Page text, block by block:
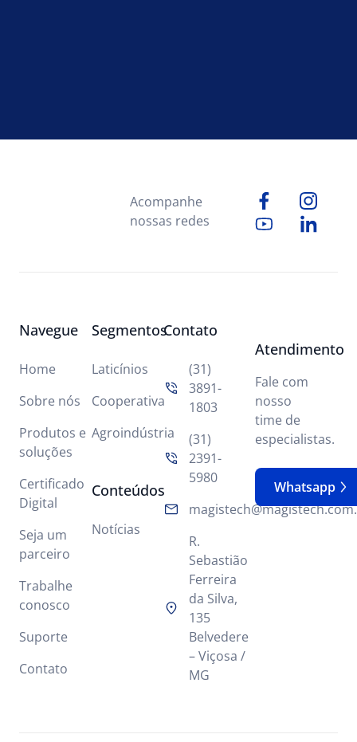
Acompanhe
nossas redes
Navegue
Home
Sobre nós
Produtos e
soluções
Certificado
Digital
Seja um
parceiro
Trabalhe
conosco
Suporte
Contato
Segmentos
Laticínios
Cooperativa
Agroindústria
Conteúdos
Notícias
Contato
(31)
3891-
1803
(31)
2391-
5980
R.
Sebastião
Ferreira
da Silva,
135
Belvedere
– Viçosa /
MG
Atendimento
Fale com
nosso
time de
especialistas.
Whatsapp